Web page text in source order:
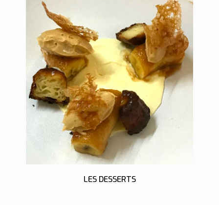
LES DESSERTS